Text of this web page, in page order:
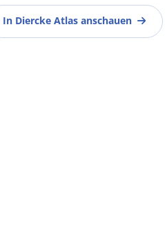
In Diercke Atlas anschauen